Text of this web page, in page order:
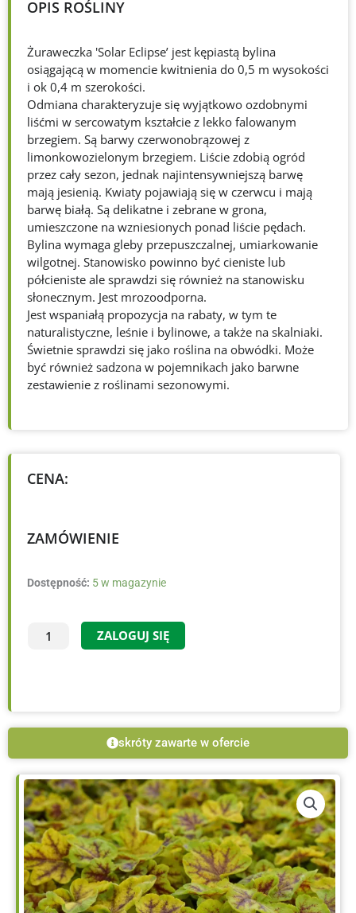
OPIS ROŚLINY
Żuraweczka 'Solar Eclipse’ jest kępiastą bylina
osiągającą w momencie kwitnienia do 0,5 m wysokości
i ok 0,4 m szerokości.
Odmiana charakteryzuje się wyjątkowo ozdobnymi
liśćmi w sercowatym kształcie z lekko falowanym
brzegiem. Są barwy czerwonobrązowej z
limonkowozielonym brzegiem. Liście zdobią ogród
przez cały sezon, jednak najintensywniejszą barwę
mają jesienią. Kwiaty pojawiają się w czerwcu i mają
barwę białą. Są delikatne i zebrane w grona,
umieszczone na wzniesionych ponad liście pędach.
Bylina wymaga gleby przepuszczalnej, umiarkowanie
wilgotnej. Stanowisko powinno być cieniste lub
półcieniste ale sprawdzi się również na stanowisku
słonecznym. Jest mrozoodporna.
Jest wspaniałą propozycja na rabaty, w tym te
naturalistyczne, leśnie i bylinowe, a także na skalniaki.
Świetnie sprawdzi się jako roślina na obwódki. Może
być również sadzona w pojemnikach jako barwne
zestawienie z roślinami sezonowymi.
CENA:
ZAMÓWIENIE
Dostępność: 5 w magazynie
ilość
Eclipse'
ZALOGUJ SIĘ
skróty zawarte w ofercie